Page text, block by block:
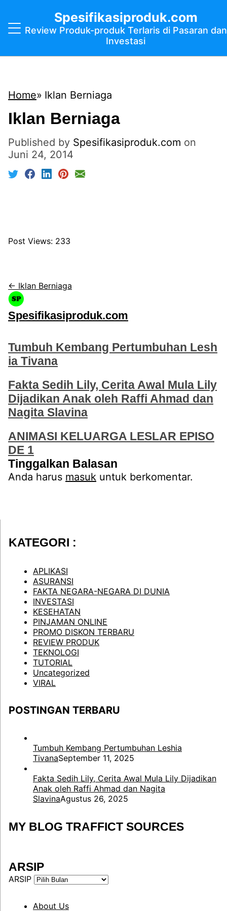
Spesifikasiproduk.com
Review Produk-produk Terlaris di Pasaran dan
Investasi
Home Iklan Berniaga
Iklan Berniaga
Published by Spesifikasiproduk.com on
Juni 24, 2014
Post Views: 233
← Iklan Berniaga
Spesifikasiproduk.com
Tumbuh Kembang Pertumbuhan Lesh
ia Tivana
Fakta Sedih Lily, Cerita Awal Mula Lily
Dijadikan Anak oleh Raffi Ahmad dan
Nagita Slavina
ANIMASI KELUARGA LESLAR EPISO
DE 1
Tinggalkan Balasan
Anda harus masuk untuk berkomentar.
KATEGORI :
APLIKASI
ASURANSI
FAKTA NEGARA-NEGARA DI DUNIA
INVESTASI
KESEHATAN
PINJAMAN ONLINE
PROMO DISKON TERBARU
REVIEW PRODUK
TEKNOLOGI
TUTORIAL
Uncategorized
VIRAL
POSTINGAN TERBARU
Tumbuh Kembang Pertumbuhan Leshia
TivanaSeptember 11, 2025
Fakta Sedih Lily, Cerita Awal Mula Lily Dijadikan
Anak oleh Raffi Ahmad dan Nagita
SlavinaAgustus 26, 2025
MY BLOG TRAFFICT SOURCES
ARSIP
ARSIP
About Us